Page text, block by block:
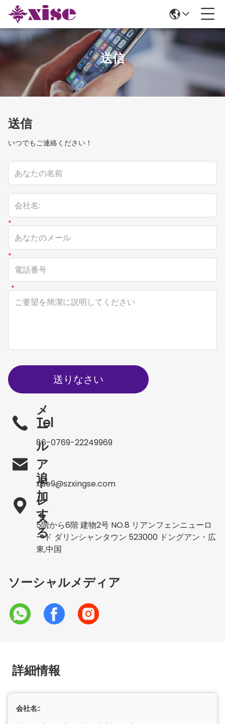
送信
送信
いつでもご連絡ください！
送りなさい
Tel
86-0769-22249969

メ
ー
ル
ア
ド
レ
ス
xise9@szxingse.com

追
加
す
る
5階から6階 建物2号 NO.8 リアンフェンニューロ
ード ダリンシャンタウン 523000 ドングアン・広
東,中国
ソーシャルメディア
詳細情報
会社名::